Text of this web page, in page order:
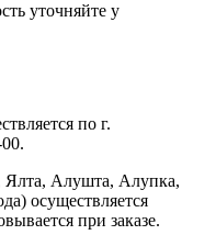
уточняйте у
по г.
Алушта, Алупка,
осуществляется
при заказе.